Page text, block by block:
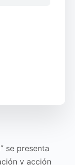
se presenta
y acción